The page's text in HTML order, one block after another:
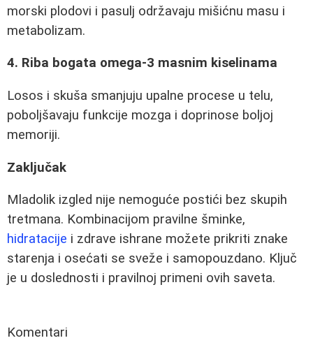
morski plodovi i pasulj održavaju mišićnu masu i
metabolizam.
4. Riba bogata omega-3 masnim kiselinama
Losos i skuša smanjuju upalne procese u telu,
poboljšavaju funkcije mozga i doprinose boljoj
memoriji.
Zaključak
Mladolik izgled nije nemoguće postići bez skupih
tretmana. Kombinacijom pravilne šminke,
hidratacije i zdrave ishrane možete prikriti znake
starenja i osećati se sveže i samopouzdano. Ključ
je u doslednosti i pravilnoj primeni ovih saveta.
Komentari